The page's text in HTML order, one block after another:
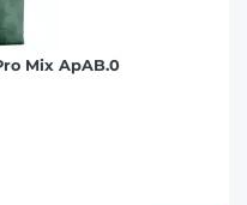
Mix ApAB.0